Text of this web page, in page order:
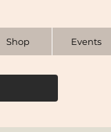
Shop Events